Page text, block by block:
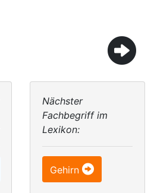
Nächster
Fachbegriff im
Lexikon:
Gehirn